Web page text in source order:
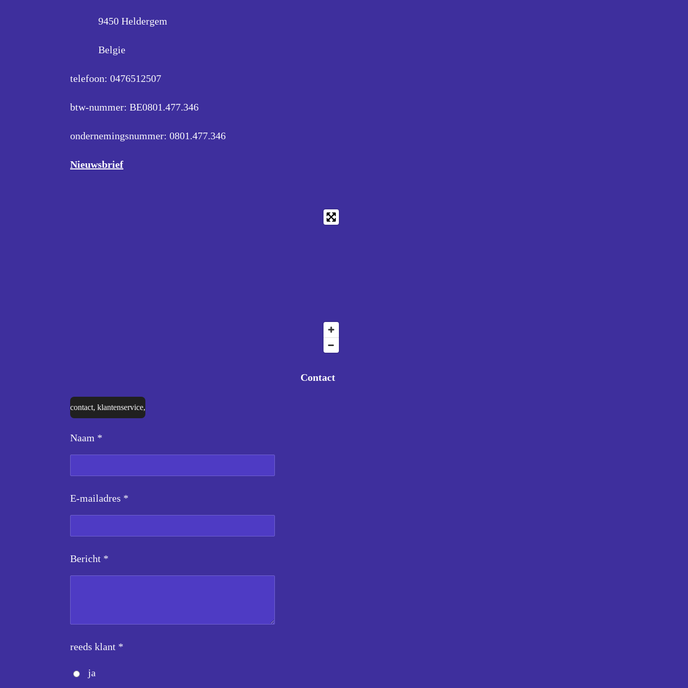
9450 Heldergem
Belgie
telefoon: 0476512507
btw-nummer: BE0801.477.346
ondernemingsnummer: 0801.477.346
Nieuwsbrief
Contact
contact, klantenservice,
Naam *
E-mailadres *
Bericht *
reeds klant *
ja